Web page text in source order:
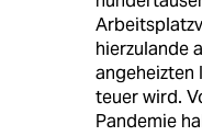
hierzulande
angeheizten
teuer wird.
Pandemie